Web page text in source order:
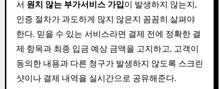
서 원치 않는 부가서비스 가입이 발생하지 않는지,
인증 절차가 과도하게 많지 않은지 꼼꼼히 살펴야
한다. 믿을 수 있는 서비스라면 결제 전에 정확한 결
제 항목과 최종 입금 예상 금액을 고지하고, 고객이
동의한 내용과 다른 청구가 발생하지 않도록 스크린
샷이나 결제 내역을 실시간으로 공유해준다.